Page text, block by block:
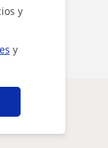
y
y